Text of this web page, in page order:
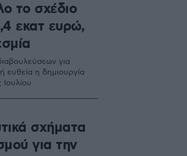
το σχέδιο
εκατ ευρώ,
για
ευθεία η δημιουργία
σχήματα
για την